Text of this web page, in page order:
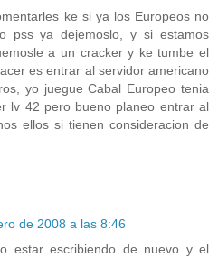
ke si ya los Europeos no
pss ya dejemoslo, y si estamos
a un cracker y ke tumbe el
es entrar al servidor americano
yo juegue Cabal Europeo tenia
lv 42 pero bueno planeo entrar al
ellos si tienen consideracion de
de 2008 a las 8:46
estar escribiendo de nuevo y el